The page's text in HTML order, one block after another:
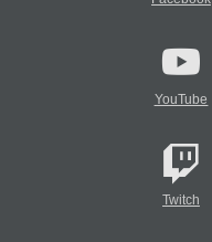
YouTube
Twitch